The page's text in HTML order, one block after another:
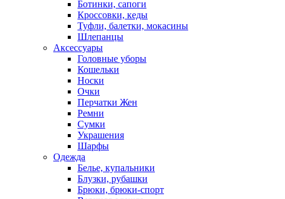
Ботинки, сапоги
Кроссовки, кеды
Туфли, балетки, мокасины
Шлепанцы
Аксессуары
Головные уборы
Кошельки
Носки
Очки
Перчатки Жен
Ремни
Сумки
Украшения
Шарфы
Одежда
Белье, купальники
Блузки, рубашки
Брюки, брюки-спорт